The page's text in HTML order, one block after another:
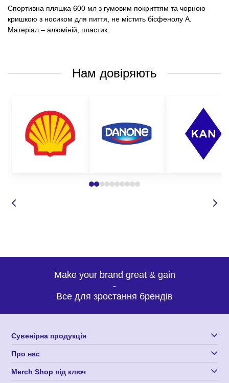
Спортивна пляшка 600 мл з гумовим покриттям та чорною
кришкою з носиком для пиття, не містить бісфенолу А.
Матеріал – алюміній, пластик.
Нам довіряють
Make your brand great & gain
-
Все для зростання брендів
Сувенірна продукція
Про нас
Merch Shop під ключ